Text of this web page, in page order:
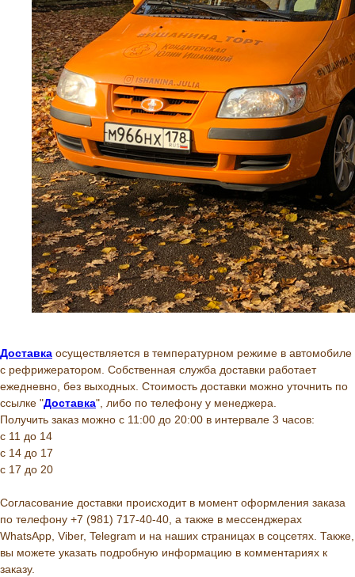
Доставка осуществляется в температурном режиме в автомобиле
с рефрижератором. Собственная служба доставки работает
ежедневно, без выходных. Стоимость доставки можно уточнить по
ссылке "Доставка", либо по телефону у менеджера.
Получить заказ можно с 11:00 до 20:00 в интервале 3 часов:
с 11 до 14
с 14 до 17
с 17 до 20
Согласование доставки происходит в момент оформления заказа
по телефону +7 (981) 717-40-40, а также в мессенджерах
WhatsApp, Viber, Telegram и на наших страницах в соцсетях. Также,
вы можете указать подробную информацию в комментариях к
заказу.